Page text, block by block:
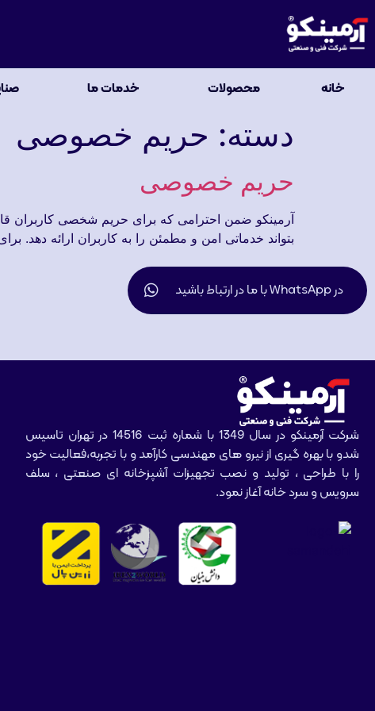
خانه محصولات خدمات ما
دسته: حریم خصوصی
حریم خصوصی
آرمینکو ضمن احترامی که برای حریم شخصی کاربران
بتواند خدماتی امن و مطمئن را به کاربران ارائه
در WhatsApp با ما در ارتباط باشید
شرکت آرمینکو در سال 1349 با شماره ثبت 14516 در تهران تاسیس
شدو با بهره گیری از نیرو های مهندسی کارآمد و با تجربه،فعالیت خود
را با طراحی ، تولید و نصب تجهیزات آشپزخانه ای صنعتی ، سلف
سرویس و سرد خانه آغاز نمود.